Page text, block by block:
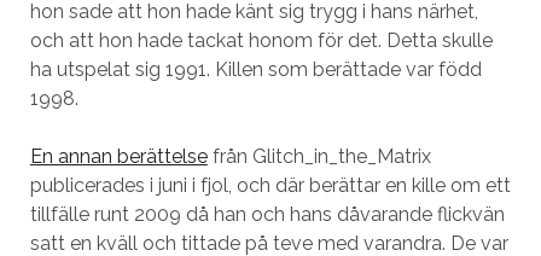
hon sade att hon hade känt sig trygg i hans närhet,
och att hon hade tackat honom för det. Detta skulle
ha utspelat sig 1991. Killen som berättade var född
1998.
En annan berättelsefrån Glitch_in_the_Matrix
publicerades i juni i fjol, och där berättar en kille om ett
tillfälle runt 2009 då han och hans dåvarande flickvän
satt en kväll och tittade på teve med varandra. De var